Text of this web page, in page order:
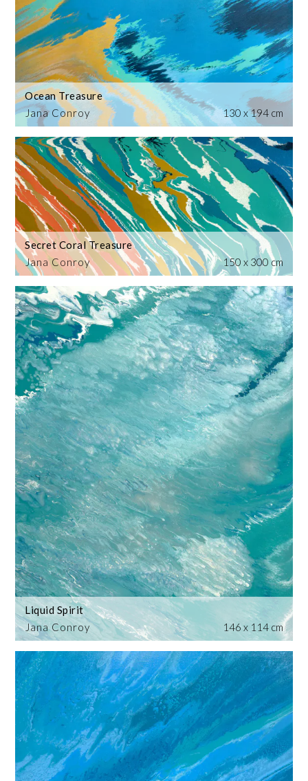
Jana Conroy
Ocean Treasure
130 x 194 cm
Jana Conroy
Secret Coral Treasure
150 x 300 cm
Jana Conroy
Liquid Spirit
146 x 114 cm